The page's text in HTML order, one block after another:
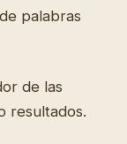
palabras
de las
resultados.